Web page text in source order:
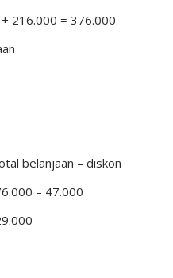
216.000 = 376.000
belanjaan – diskon
– 47.000